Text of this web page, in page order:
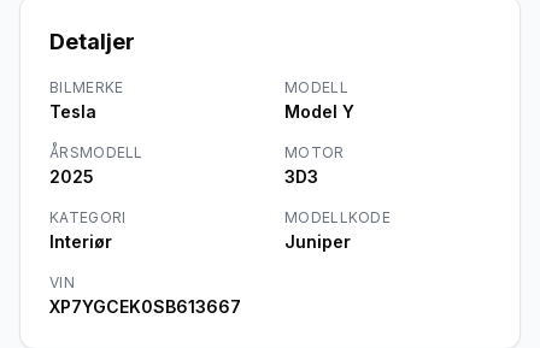
Detaljer
BILMERKE
Tesla
MODELL
Model Y
ÅRSMODELL
2025
MOTOR
3D3
KATEGORI
Interiør
MODELLKODE
Juniper
VIN
XP7YGCEK0SB613667